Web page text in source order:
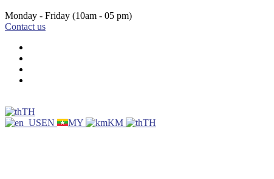
Monday - Friday (10am - 05 pm)
Contact us
TH
EN
MY KM TH